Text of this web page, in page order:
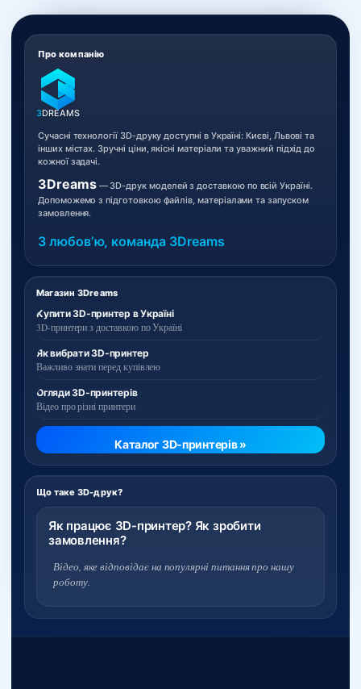
Магазин 3Dreams
Купити 3D-принтер в Україні
3D-принтери з доставкою по Україні
Як вибрати 3D-принтер
Важливо знати перед купівлею
Огляди 3D-принтерів
Відео про різні принтери
Каталог 3D-принтерів »
Що таке 3D-друк?
Як працює 3D-принтер? Як зробити
замовлення?
Відео, яке відповідає на популярні питання про нашу
роботу.
Про компанію
3DREAMS
Сучасні технології 3D-друку доступні в Україні: Києві, Львові та
інших містах. Зручні ціни, якісні матеріали та уважний підхід до
кожної задачі.
3Dreams— 3D-друк моделей з доставкою по всій Україні.
Допоможемо з підготовкою файлів, матеріалами та запуском
замовлення.
З любовʼю, команда 3Dreams